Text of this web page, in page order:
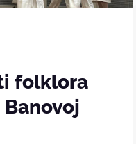
folklora